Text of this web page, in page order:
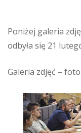
Poniżej galeria
odbyła się 21
Galeria zdjęć –